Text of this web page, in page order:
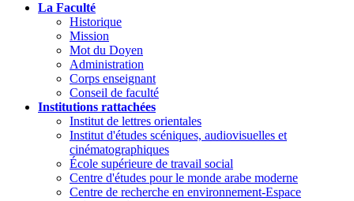
La Faculté
Historique
Mission
Mot du Doyen
Administration
Corps enseignant
Conseil de faculté
Institutions rattachées
Institut de lettres orientales
Institut d'études scéniques, audiovisuelles et
cinématographiques
École supérieure de travail social
Centre d'études pour le monde arabe moderne
Centre de recherche en environnement-Espace